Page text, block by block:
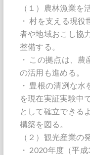
（１）農林漁業を
・ 村を支える現
者や地域おこし協
整備する。
・ この拠点は、
の活用も進める。
・ 豊根の清冽な
を現在実証実験中
として確立できる
構築を図る。
（２）観光産業の
・ 2020年度（平